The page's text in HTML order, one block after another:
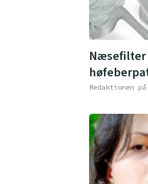
Redaktionen